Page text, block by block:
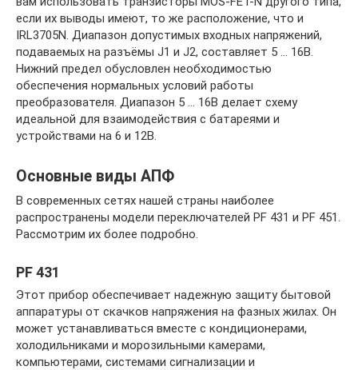
если их выводы имеют, то же расположение, что и
IRL3705N. Диапазон допустимых входных напряжений,
подаваемых на разъёмы J1 и J2, составляет 5 … 16В.
Нижний предел обусловлен необходимостью
обеспечения нормальных условий работы
преобразователя. Диапазон 5 … 16В делает схему
идеальной для взаимодействия с батареями и
устройствами на 6 и 12В.
Основные виды АПФ
В современных сетях нашей страны наиболее
распространены модели переключателей PF 431 и PF 451.
Рассмотрим их более подробно.
PF 431
Этот прибор обеспечивает надежную защиту бытовой
аппаратуры от скачков напряжения на фазных жилах. Он
может устанавливаться вместе с кондиционерами,
холодильниками и морозильными камерами,
компьютерами, системами сигнализации и